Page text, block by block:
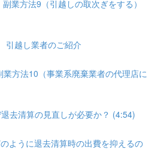
業方法9（引越しの取次ぎをする）
越し業者のご紹介
方法10（事業系廃棄業者の代理店に
去清算の見直しが必要か？ (4:54)
ように退去清算時の出費を抑えるの